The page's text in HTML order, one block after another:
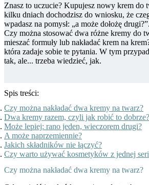
Znasz to uczucie? Kupujesz nowy krem do
kilku dniach dochodzisz do wniosku, że
wpadasz na pomysł: „a może dołożę
Czy można stosować dwa różne kremy do
mieszać formuły lub nakładać krem na
która zadaje sobie te pytania. W tym
tak, ale... trzeba wiedzieć, jak.
Spis treści:
Czy można nakładać dwa kremy na twarz?
Dwa kremy razem, czyli jak robić to dobrze?
Może lepiej: rano jeden, wieczorem drugi?
A może naprzemiennie?
Jakich składników nie łączyć?
Czy warto używać kosmetyków z jednej
Czy można nakładać dwa kremy na twarz?